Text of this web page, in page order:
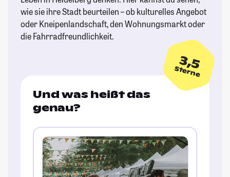
wie sie ihre Stadt beurteilen – ob kulturelles Angebot
oder Kneipenlandschaft, den Wohnungsmarkt oder
die Fahrradfreundlichkeit.
3,5
Sterne
Und was heißt das
genau?